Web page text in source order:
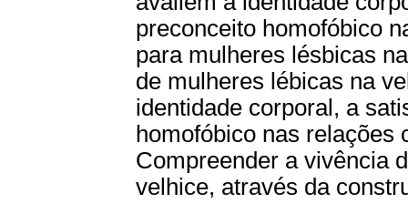
preconceito homofóbico
para mulheres lésbicas
de mulheres lébicas na
identidade corporal, a
homofóbico nas
Compreender a vivência
velhice, através da